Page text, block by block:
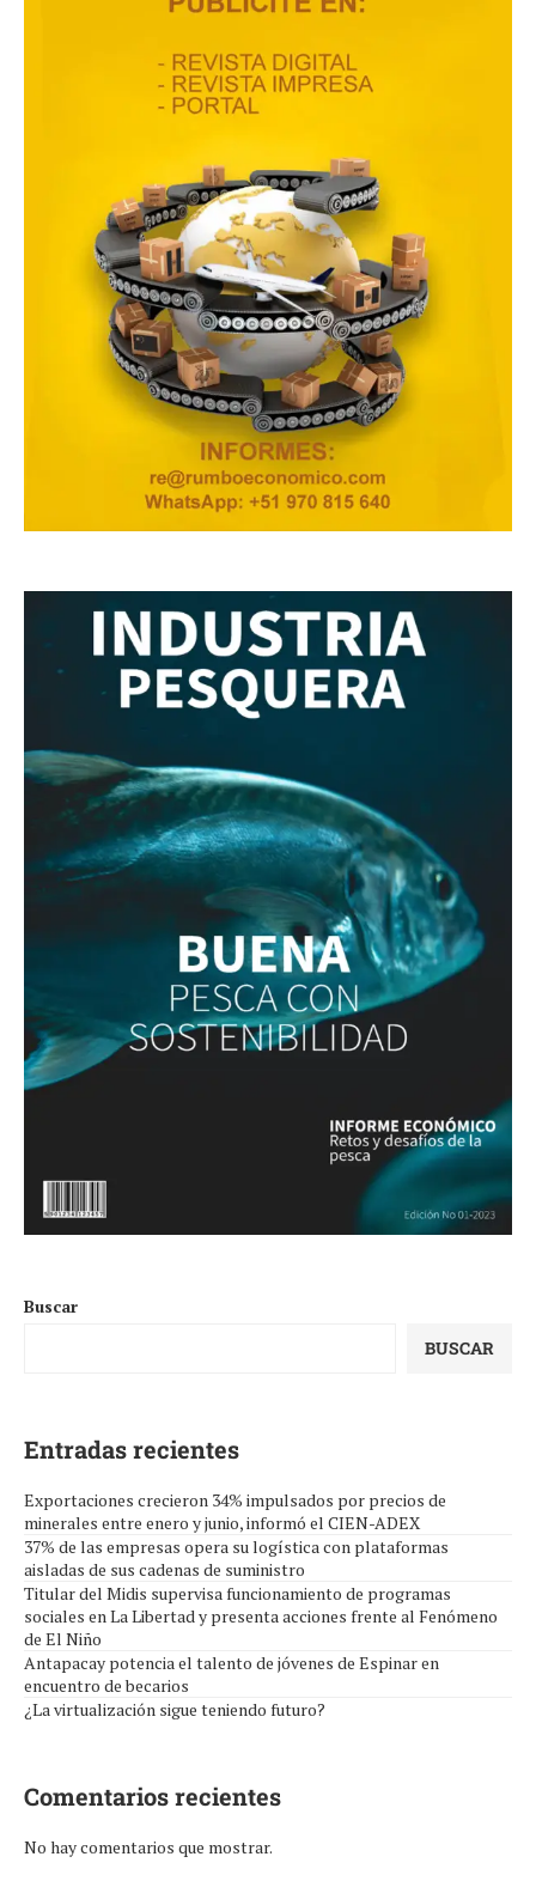
Buscar
BUSCAR
Entradas recientes
Exportaciones crecieron 34% impulsados por precios de
minerales entre enero y junio, informó el CIEN-ADEX
37% de las empresas opera su logística con plataformas
aisladas de sus cadenas de suministro
Titular del Midis supervisa funcionamiento de programas
sociales en La Libertad y presenta acciones frente al Fenómeno
de El Niño
Antapacay potencia el talento de jóvenes de Espinar en
encuentro de becarios
¿La virtualización sigue teniendo futuro?
Comentarios recientes
No hay comentarios que mostrar.